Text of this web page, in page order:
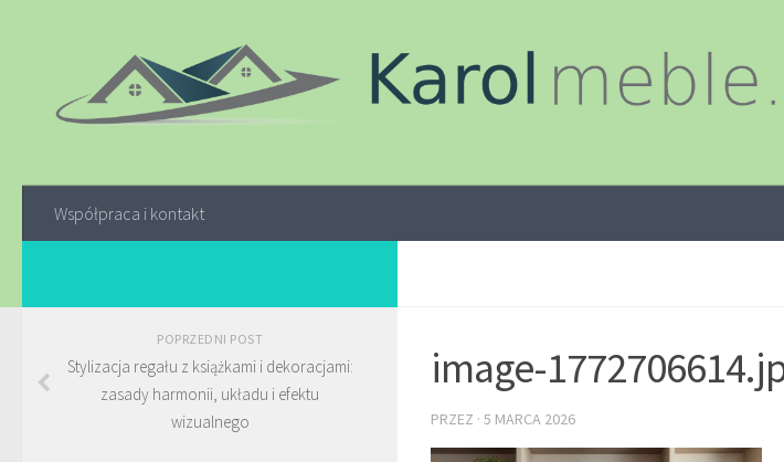
Współpraca i kontakt
image-
PRZEZ · 5 MARCA 2026
POPRZEDNI POST
Stylizacja regału z książkami i dekoracjami:
zasady harmonii, układu i efektu
wizualnego